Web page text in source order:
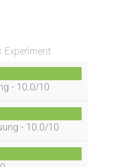
Experiment
- 10.0/10
- 10.0/10